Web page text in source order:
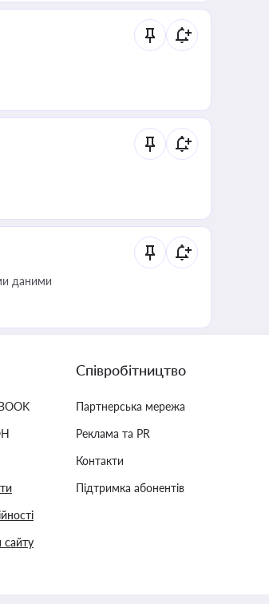
даними
сайту
Співробітництво
Партнерська мережа
Реклама та PR
Контакти
Підтримка абонентів